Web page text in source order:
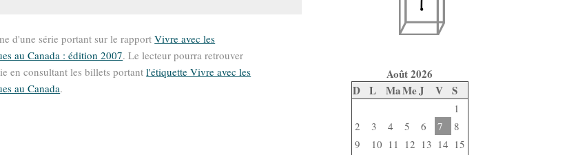
d'une série portant sur le rapportVivre avec les
au Canada : édition 2007. Le lecteur pourra retrouver
en consultant les billets portantl'étiquette Vivre avec les
au Canada.
Août 2026
D L MaMeJ V S
1
2
3 4 5 6 7
8
9
10 11 12 13 14 15